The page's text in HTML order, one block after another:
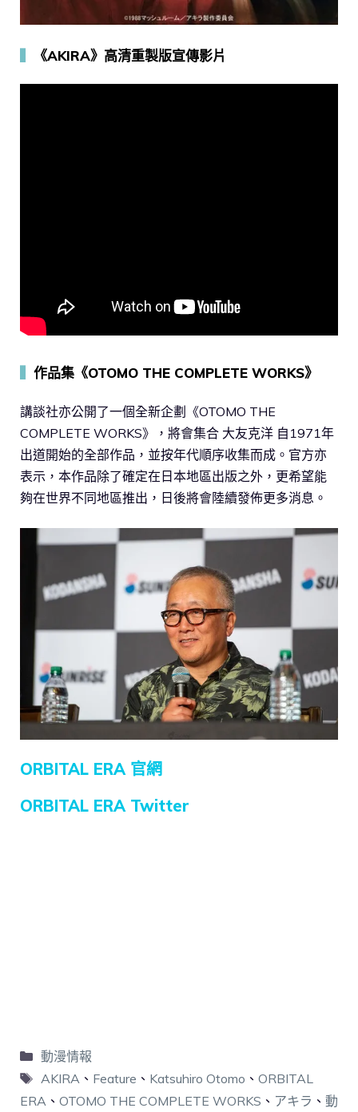
《AKIRA》高清重製版宣傳影片
作品集《OTOMO THE COMPLETE WORKS》
講談社亦公開了一個全新企劃《OTOMO THE
COMPLETE WORKS》，將會集合 大友克洋 自1971年
出道開始的全部作品，並按年代順序收集而成。官方亦
表示，本作品除了確定在日本地區出版之外，更希望能
夠在世界不同地區推出，日後將會陸續發佈更多消息。
ORBITAL ERA 官網
ORBITAL ERA Twitter
動漫情報
AKIRA、 Feature 、 Katsuhiro Otomo 、 ORBITAL
ERA 、 OTOMO THE COMPLETE WORKS 、 アキラ 、 動